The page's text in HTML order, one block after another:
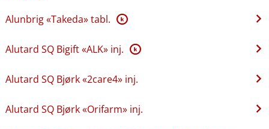
Alunbrig «Takeda» tabl. K
Alutard SQ Bigift «ALK» inj. K
Alutard SQ Bjørk «2care4» inj.
Alutard SQ Bjørk «Orifarm» inj.